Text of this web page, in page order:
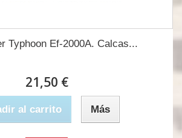
Typhoon Ef-2000A. Calcas...
21,50 €
al carrito Más